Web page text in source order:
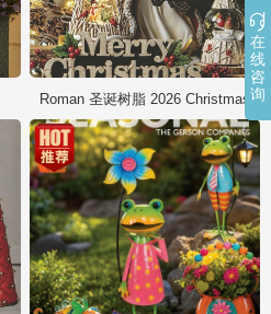
Roman 圣诞树脂 2026 Christmas

在
线
咨
询